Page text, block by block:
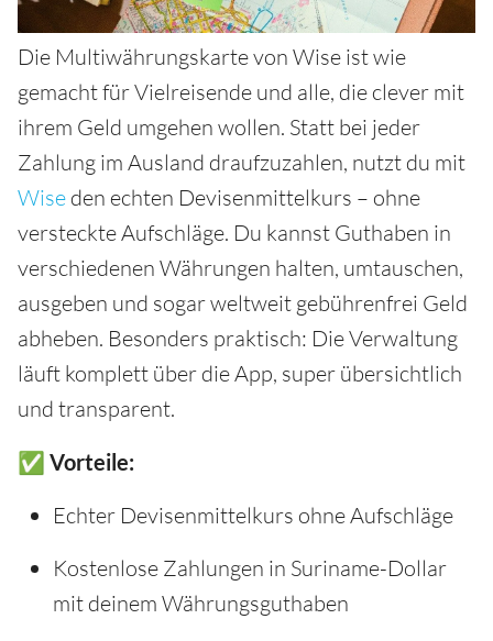
Die Multiwährungskarte von Wise ist wie
gemacht für Vielreisende und alle, die clever mit
ihrem Geld umgehen wollen. Statt bei jeder
Zahlung im Ausland draufzuzahlen, nutzt du mit
Wise den echten Devisenmittelkurs – ohne
versteckte Aufschläge. Du kannst Guthaben in
verschiedenen Währungen halten, umtauschen,
ausgeben und sogar weltweit gebührenfrei Geld
abheben. Besonders praktisch: Die Verwaltung
läuft komplett über die App, super übersichtlich
und transparent.
✅ Vorteile:
Echter Devisenmittelkurs ohne Aufschläge
Kostenlose Zahlungen in Suriname-Dollar
mit deinem Währungsguthaben